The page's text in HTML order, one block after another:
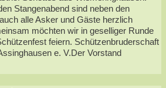
Stangenabend sind neben den
alle Asker und Gäste herzlich
möchten wir in geselliger Runde
feiern. Schützenbruderschaft
e. V.Der Vorstand